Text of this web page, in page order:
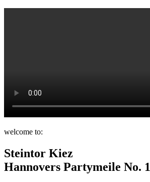
welcome to:
Steintor Kiez
Hannovers Partymeile No. 1